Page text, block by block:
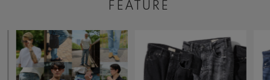
FEATURE